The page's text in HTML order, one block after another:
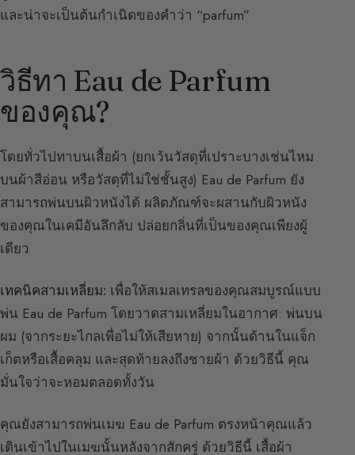
และน่าจะเป็นต้นกำเนิดของคำว่า “parfum”
วิธีทา Eau de Parfum
ของคุณ?
โดยทั่วไปทาบนเสื้อผ้า (ยกเว้นวัสดุที่เปราะบางเช่นไหม
บนผ้าสีอ่อน หรือวัสดุที่ไม่ใช่ชั้นสูง) Eau de Parfum ยัง
สามารถพ่นบนผิวหนังได้ ผลิตภัณฑ์จะผสานกับผิวหนัง
ของคุณในเคมีอันลึกลับ ปล่อยกลิ่นที่เป็นของคุณเพียงผู้
เดียว
เทคนิคสามเหลี่ยม: เพื่อให้สเมลเทรลของคุณสมบูรณ์แบบ
พ่น Eau de Parfum โดยวาดสามเหลี่ยมในอากาศ: พ่นบน
ผม (จากระยะไกลเพื่อไม่ให้เสียหาย) จากนั้นด้านในแจ็ก
เก็ตหรือเสื้อคลุม และสุดท้ายลงถึงชายผ้า ด้วยวิธีนี้ คุณ
มั่นใจว่าจะหอมตลอดทั้งวัน
คุณยังสามารถพ่นเมฆ Eau de Parfum ตรงหน้าคุณแล้ว
เดินเข้าไปในเมฆนั้นหลังจากสักครู่ ด้วยวิธีนี้ เสื้อผ้า